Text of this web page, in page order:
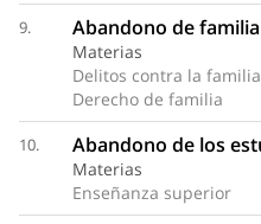
9. Abandono de familia
Materias
Delitos contra la familia
Derecho de familia
10. Abandono de los
Materias
Enseñanza superior